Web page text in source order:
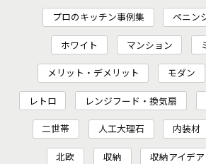
プロのキッチン事例集 ペニン
ホワイト マンション
メリット・デメリット モダン
レトロ レンジフード・換気扇
二世帯 人工大理石 内装材
北欧 収納 収納アイデア